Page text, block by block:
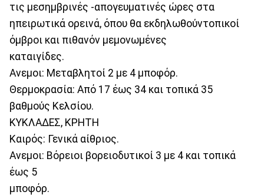
τις μεσημβρινές -απογευματινές ώρες στα
ηπειρωτικά ορεινά, όπου θα εκδηλωθούντοπικοί
όμβροι και πιθανόν μεμονωμένες
καταιγίδες.
Ανεμοι: Μεταβλητοί 2 με 4 μποφόρ.
Θερμοκρασία: Από 17 έως 34 και τοπικά 35
βαθμούς Κελσίου.
ΚΥΚΛΑΔΕΣ, ΚΡΗΤΗ
Καιρός: Γενικά αίθριος.
Ανεμοι: Βόρειοι βορειοδυτικοί 3 με 4 και τοπικά
έως 5
μποφόρ.